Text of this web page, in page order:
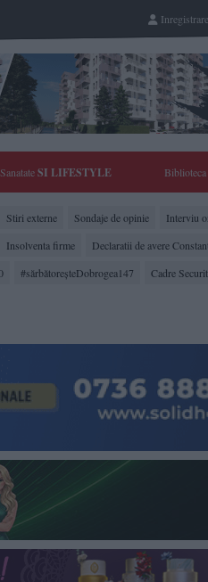
Inregistrare
SanatateSI LIFESTYLE Biblioteca
Stiri externe Sondaje de opinie Interviu
Insolventa firme Declaratii de avere
#sărbătoreşteDobrogea147 Cadre